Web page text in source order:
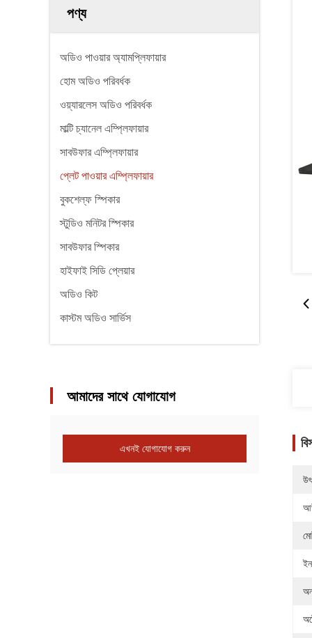
পণ্য
অডিও পাওয়ার অ্যামপ্লিফায়ার
হোম অডিও পরিবর্ধক
ওয়্যারলেস অডিও পরিবর্ধক
মাল্টি চ্যানেল এম্প্লিফায়ার
সাবউফার এম্প্লিফায়ার
প্লেট পাওয়ার এম্প্লিফায়ার
বুকশেল্ফ স্পিকার
স্টুডিও মনিটর স্পিকার
সাবউফার স্পিকার
হাইফাই সিডি প্লেয়ার
অডিও কিট
কাস্টম অডিও সার্ভিস
আমাদের সাথে যোগাযোগ
এখনই যোগাযোগ করুন